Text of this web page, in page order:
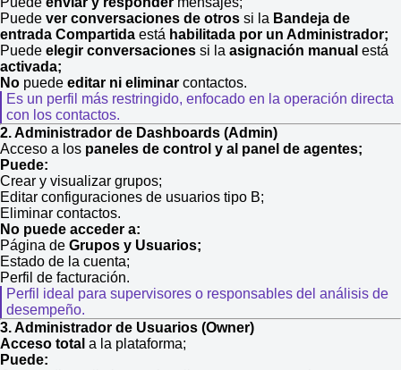
Puede ver conversaciones de otros si la Bandeja de
entrada Compartida está habilitada por un Administrador;
Puede elegir conversaciones si la asignación manual está
activada;
No puede editar ni eliminar contactos.
Es un perfil más restringido, enfocado en la operación directa
con los contactos.
2. Administrador de Dashboards (Admin)
Acceso a los paneles de control y al panel de agentes;
Puede:
Crear y visualizar grupos;
Editar configuraciones de usuarios tipo B;
Eliminar contactos.
No puede acceder a:
Página de Grupos y Usuarios;
Estado de la cuenta;
Perfil de facturación.
Perfil ideal para supervisores o responsables del análisis de
desempeño.
3. Administrador de Usuarios (Owner)
Acceso total a la plataforma;
Puede: